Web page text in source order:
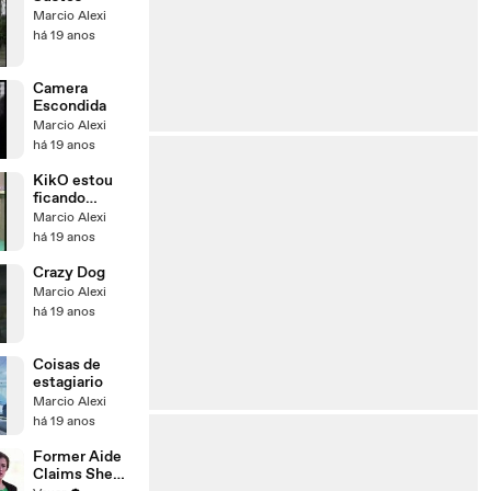
Marcio Alexi
há 19 anos
Camera
Escondida
Marcio Alexi
há 19 anos
KikO estou
ficando
atoladinha
Marcio Alexi
há 19 anos
Crazy Dog
Marcio Alexi
há 19 anos
Coisas de
estagiario
Marcio Alexi
há 19 anos
Former Aide
Claims She